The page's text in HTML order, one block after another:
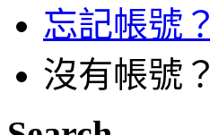
忘記帳號？
沒有帳號？